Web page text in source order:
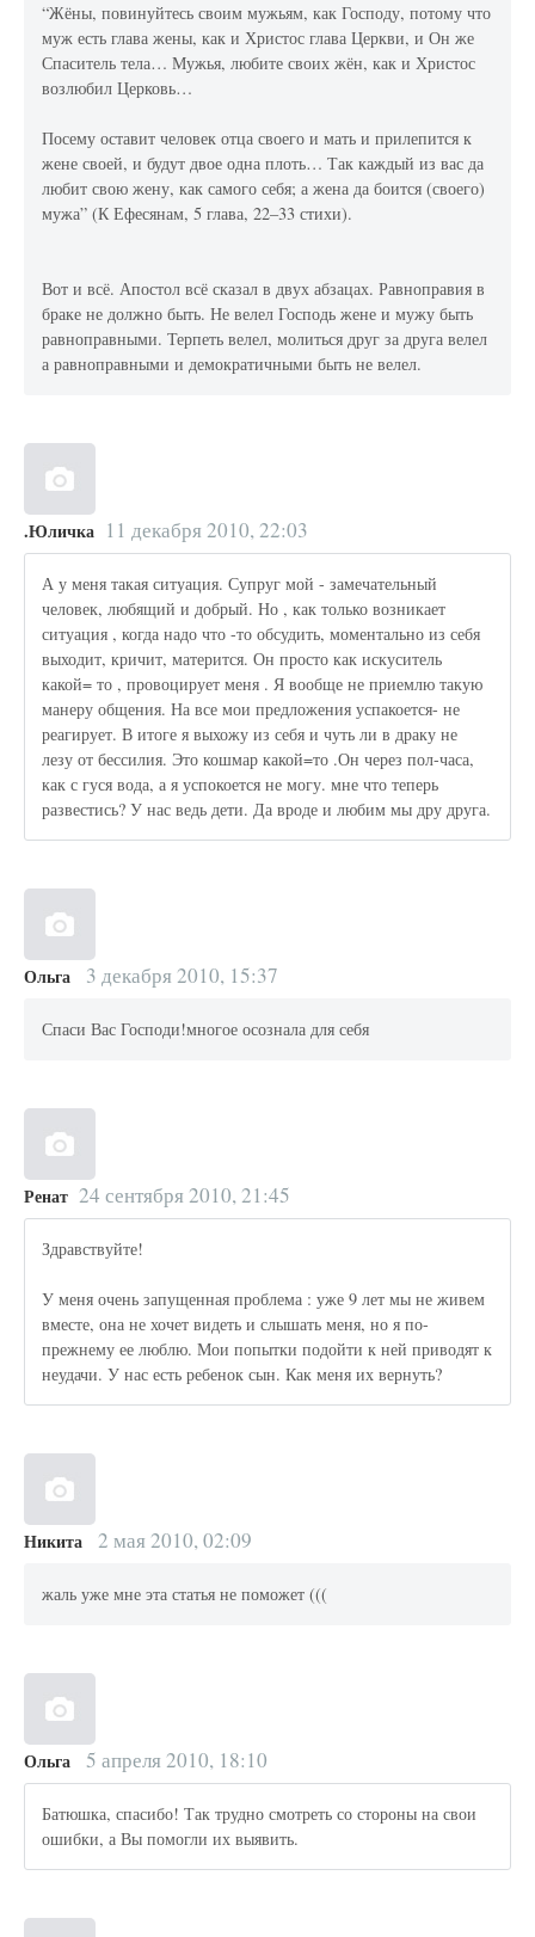
“Жёны, повинуйтесь своим мужьям, как Господу, потому что
муж есть глава жены, как и Христос глава Церкви, и Он же
Спаситель тела… Мужья, любите своих жён, как и Христос
возлюбил Церковь…
Посему оставит человек отца своего и мать и прилепится к
жене своей, и будут двое одна плоть… Так каждый из вас да
любит свою жену, как самого себя; а жена да боится (своего)
мужа” (К Ефесянам, 5 глава, 22–33 стихи).
Вот и всё. Апостол всё сказал в двух абзацах. Равноправия в
браке не должно быть. Не велел Господь жене и мужу быть
равноправными. Терпеть велел, молиться друг за друга велел
а равноправными и демократичными быть не велел.
.Юличка 11 декабря 2010, 22:03
А у меня такая ситуация. Супруг мой - замечательный
человек, любящий и добрый. Но , как только возникает
ситуация , когда надо что -то обсудить, моментально из себя
выходит, кричит, матерится. Он просто как искуситель
какой= то , провоцирует меня . Я вообще не приемлю такую
манеру общения. На все мои предложения успакоется- не
реагирует. В итоге я выхожу из себя и чуть ли в драку не
лезу от бессилия. Это кошмар какой=то .Он через пол-часа,
как с гуся вода, а я успокоется не могу. мне что теперь
развестись? У нас ведь дети. Да вроде и любим мы дру друга.
Ольга 3 декабря 2010, 15:37
Спаси Вас Господи!многое осознала для себя
Ренат 24 сентября 2010, 21:45
Здравствуйте!
У меня очень запущенная проблема : уже 9 лет мы не живем
вместе, она не хочет видеть и слышать меня, но я по-
прежнему ее люблю. Мои попытки подойти к ней приводят к
неудачи. У нас есть ребенок сын. Как меня их вернуть?
Никита 2 мая 2010, 02:09
жаль уже мне эта статья не поможет (((
Ольга 5 апреля 2010, 18:10
Батюшка, спасибо! Так трудно смотреть со стороны на свои
ошибки, а Вы помогли их выявить.